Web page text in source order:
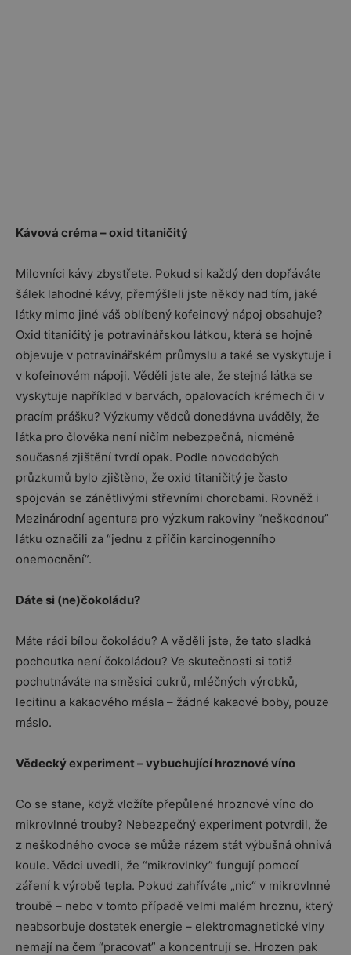
Kávová créma – oxid titaničitý
Milovníci kávy zbystřete. Pokud si každý den dopřáváte
šálek lahodné kávy, přemýšleli jste někdy nad tím, jaké
látky mimo jiné váš oblíbený kofeinový nápoj obsahuje?
Oxid titaničitý je potravinářskou látkou, která se hojně
objevuje v potravinářském průmyslu a také se vyskytuje i
v kofeinovém nápoji. Věděli jste ale, že stejná látka se
vyskytuje například v barvách, opalovacích krémech či v
pracím prášku? Výzkumy vědců donedávna uváděly, že
látka pro člověka není ničím nebezpečná, nicméně
současná zjištění tvrdí opak. Podle novodobých
průzkumů bylo zjištěno, že oxid titaničitý je často
spojován se zánětlivými střevními chorobami. Rovněž i
Mezinárodní agentura pro výzkum rakoviny “neškodnou”
látku označili za “jednu z příčin karcinogenního
onemocnění”.
Dáte si (ne)čokoládu?
Máte rádi bílou čokoládu? A věděli jste, že tato sladká
pochoutka není čokoládou? Ve skutečnosti si totiž
pochutnáváte na směsici cukrů, mléčných výrobků,
lecitinu a kakaového másla – žádné kakaové boby, pouze
máslo.
Vědecký experiment – vybuchující hroznové víno
Co se stane, když vložíte přepůlené hroznové víno do
mikrovlnné trouby? Nebezpečný experiment potvrdil, že
z neškodného ovoce se může rázem stát výbušná ohnivá
koule. Vědci uvedli, že “mikrovlnky” fungují pomocí
záření k výrobě tepla. Pokud zahříváte „nic“ v mikrovlnné
troubě – nebo v tomto případě velmi malém hroznu, který
neabsorbuje dostatek energie – elektromagnetické vlny
nemají na čem “pracovat” a koncentrují se. Hrozen pak